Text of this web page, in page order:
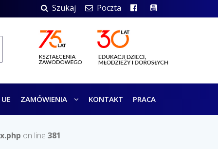
Szukaj Poczta
ZAMÓWIENIA KONTAKT PRACA
on line 381